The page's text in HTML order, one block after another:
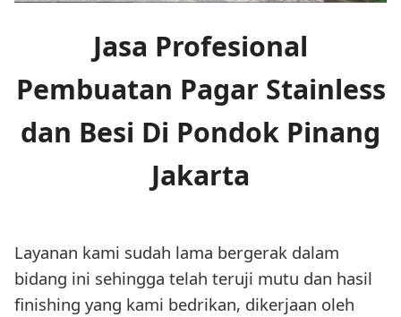
Jasa Profesional
Pembuatan Pagar Stainless
dan Besi Di Pondok Pinang
Jakarta
Layanan kami sudah lama bergerak dalam
bidang ini sehingga telah teruji mutu dan hasil
finishing yang kami bedrikan, dikerjaan oleh